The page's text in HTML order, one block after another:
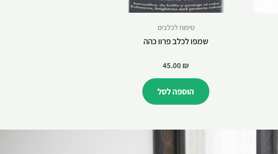
טיפוח לכלבים
שמפו לכלב פרוו כהה
45.00 ₪
הוספה לסל